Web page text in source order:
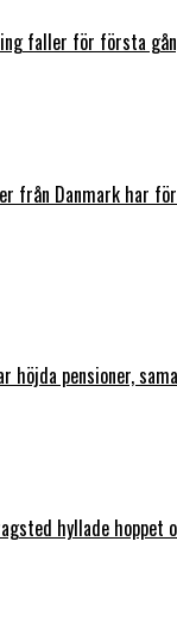
faller för första
från Danmark har
höjda pensioner,
hyllade hoppet